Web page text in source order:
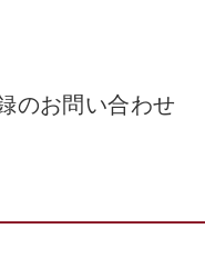
のお問い合わせ